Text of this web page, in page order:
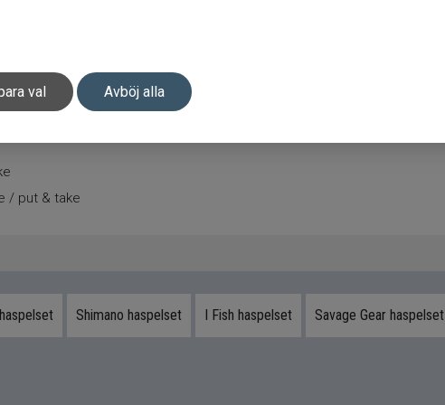
val Avböj alla
/ put & take
Shimano haspelset I Fish haspelset Savage Gear haspelset